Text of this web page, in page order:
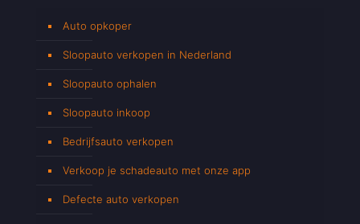
Auto opkoper
Sloopauto verkopen in Nederland
Sloopauto ophalen
Sloopauto inkoop
Bedrijfsauto verkopen
Verkoop je schadeauto met onze app
Defecte auto verkopen